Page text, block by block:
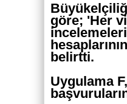
göre; 'Her
belirtti.
Uygulama